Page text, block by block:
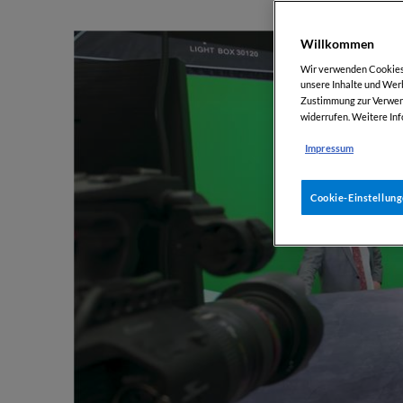
Willkommen
Wir verwenden
unsere Inhalte und
Zustimmung zur
widerrufen. Weitere
Impressum
Cookie-